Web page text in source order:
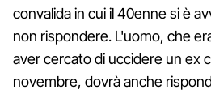
convalida in cui il 40enne si è
non rispondere. L'uomo, che
aver cercato di uccidere un ex
novembre, dovrà anche